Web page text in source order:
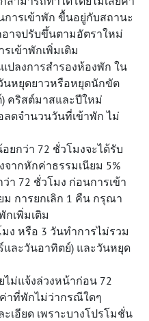
ารเข้าพัก ขื้นอยู่กับสถานะ
าจปรับขึ้นตามอัตราใหม่
เข้าพักเพิ่มเติม
ปลงการสำรองห้องพัก ใน
นหยุดยาวหรือหยุดนักขัต
คริสต์มาสและปีใหม่
ดจำนวนวันที่เข้าพัก ไม่
ยกว่า 72 ชั่วโมงจะได้รับ
จากหักค่าธรรมเนียม 5%
า 72 ชั่วโมง ก่อนการเข้า
ม การยกเลิก 1 คืน กรุณา
กเพิ่มเติม
ง หรือ 3 วันทำการไม่รวม
และวันอาทิตย์) และวันหยุด
ไม่แจ้งล่วงหน้าก่อน 72
าที่พักไม่ว่ากรณีใดๆ
เอียด เพราะบางโปรโมชั่น